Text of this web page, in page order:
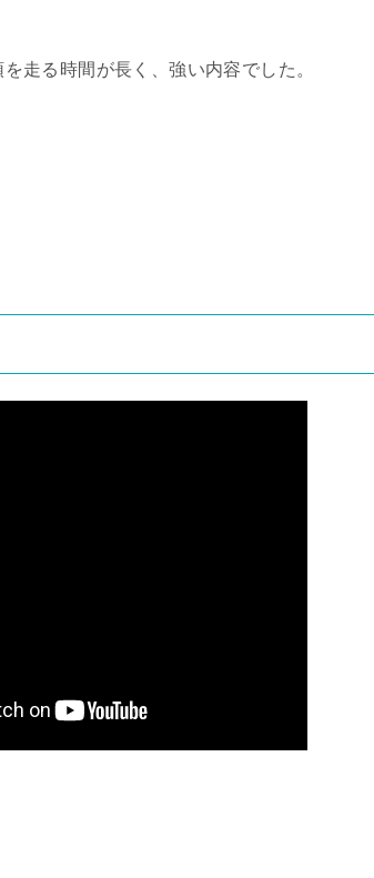
走る時間が長く、強い内容でした。